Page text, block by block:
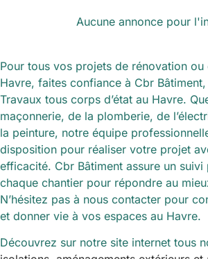
Aucune annonce pour
Pour tous vos projets de rénovation
Havre, faites confiance à Cbr
Travaux tous corps d’état au Havre.
maçonnerie, de la plomberie, de
la peinture, notre équipe
disposition pour réaliser votre projet
efficacité. Cbr Bâtiment assure un suivi
chaque chantier pour répondre au
N’hésitez pas à nous contacter pour
et donner vie à vos espaces au Havre.
Découvrez sur notre site internet tous